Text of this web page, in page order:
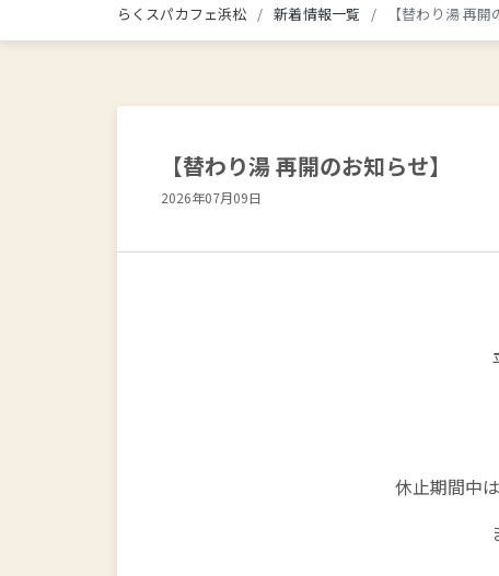
らくスパカフェ浜松 新着情報一覧 【替わり湯 再開
【替わり湯 再開のお知らせ】
2026年07月09日
休止期間中